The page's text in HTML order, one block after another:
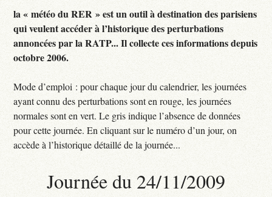
la « météo du RER » est un outil à destination des parisiens
qui veulent accéder à l’historique des perturbations
annoncées par la RATP... Il collecte ces informations depuis
octobre 2006.
Mode d’emploi : pour chaque jour du calendrier, les journées
ayant connu des perturbations sont en rouge, les journées
normales sont en vert. Le gris indique l’absence de données
pour cette journée. En cliquant sur le numéro d’un jour, on
accède à l’historique détaillé de la journée...
Journée du 24/11/2009